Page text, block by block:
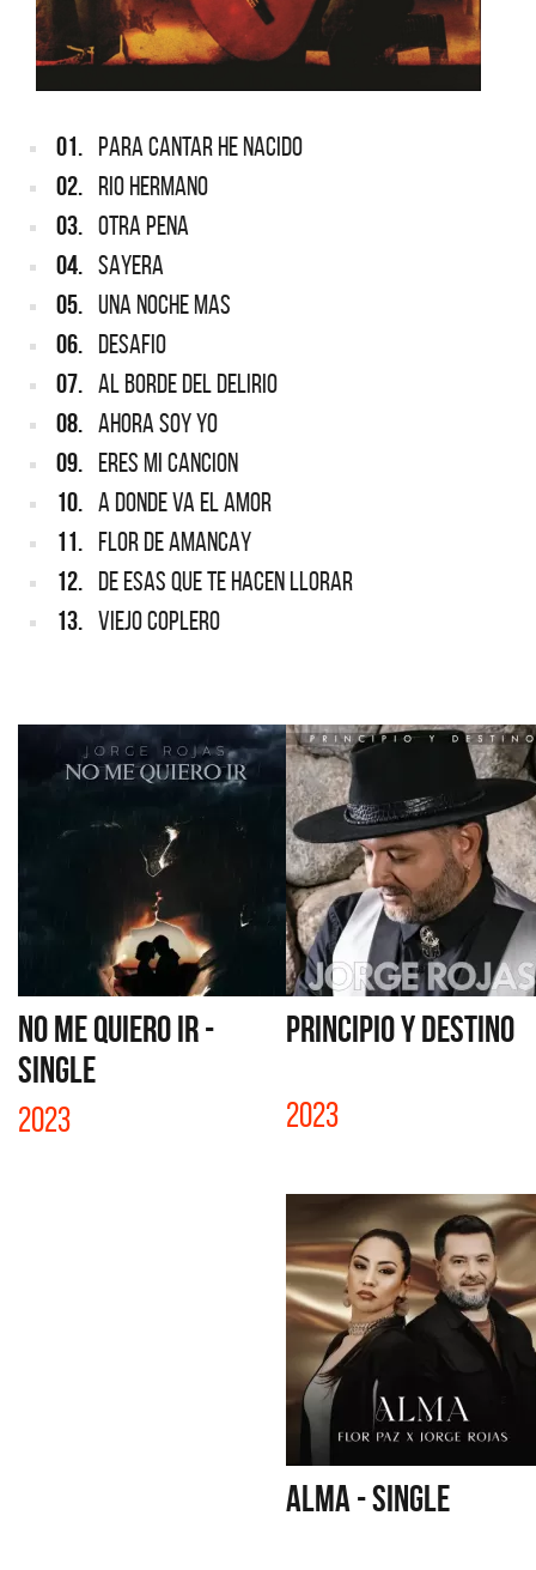
01. PARA CANTAR HE NACIDO
02. RIO HERMANO
03. OTRA PENA
04. SAYERA
05. UNA NOCHE MAS
06. DESAFIO
07. AL BORDE DEL DELIRIO
08. AHORA SOY YO
09. ERES MI CANCION
10. A DONDE VA EL AMOR
11. FLOR DE AMANCAY
12. DE ESAS QUE TE HACEN LLORAR
13. VIEJO COPLERO
NO ME QUIERO IR -
SINGLE
2023
PRINCIPIO Y DESTINO
2023
ALMA - SINGLE